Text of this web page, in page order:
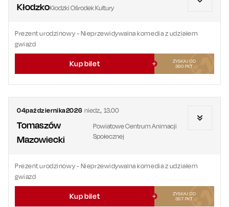
KłodzkoKłodzki Ośrodek Kultury
Prezent urodzinowy- Nieprzewidywalna komedia z udziałem
gwiazd
Kup bilet
ZYSKAJ OD
390 PKT
04października2026 niedz.,13.00
Tomaszów
Mazowiecki
Powiatowe Centrum Animacji
Społecznej
Prezent urodzinowy- Nieprzewidywalna komedia z udziałem
gwiazd
Kup bilet
ZYSKAJ OD
357 PKT